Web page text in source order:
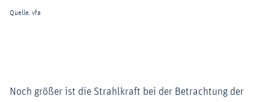
Noch größer ist die Strahlkraft bei der Betrachtung der